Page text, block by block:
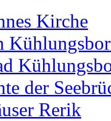
Kirche
der
Rerik